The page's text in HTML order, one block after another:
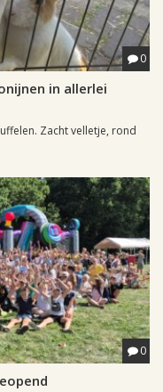
0
in allerlei
Zacht velletje, rond
0